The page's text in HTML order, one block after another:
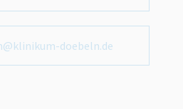
doebeln.de